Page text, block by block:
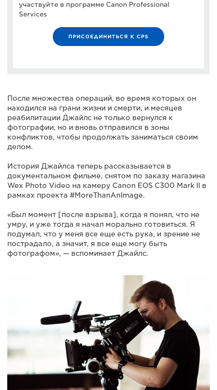
участвуйте в программе Canon Professional
Services
ПРИСОЕДИНИТЬСЯ К CPS
После множества операций, во время которых он
находился на грани жизни и смерти, и месяцев
реабилитации Джайлс не только вернулся к
фотографии, но и вновь отправился в зоны
конфликтов, чтобы продолжать заниматься своим
делом.
История Джайлса теперь рассказывается в
документальном фильме, снятом по заказу магазина
Wex Photo Video на камеру Canon EOS C300 Mark II в
рамках проекта #MoreThanAnImage.
«Был момент [после взрыва], когда я понял, что не
умру, и уже тогда я начал морально готовиться. Я
подумал, что у меня все еще есть рука, и зрение не
пострадало, а значит, я все еще могу быть
фотографом», — вспоминает Джайлс.